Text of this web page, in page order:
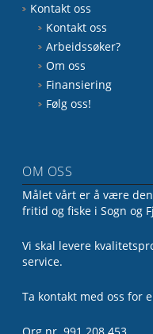
Kontakt oss
Kontakt oss
Arbeidssøker?
Om oss
Finansiering
Følg oss!
OM OSS
Målet vårt er å være
fritid og fiske i Sogn og
Vi skal levere
service.
Ta kontakt med oss for